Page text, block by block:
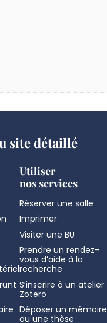
site détaillé
Utiliser
nos services
Réserver une salle
Imprimer
Visiter une BU
Prendre un rendez-
vous d’aide à la
recherche
S’inscrire à un atelier
Zotero
Déposer un mémoire
ou une thèse